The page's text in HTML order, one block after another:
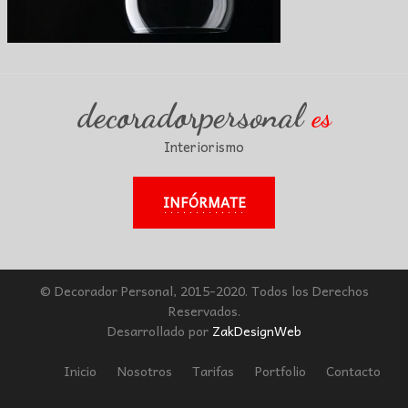
decoradorpersonales
Interiorismo
INFÓRMATE
© Decorador Personal, 2015-2020. Todos los Derechos
Reservados.
Desarrollado por ZakDesignWeb
Inicio Nosotros Tarifas Portfolio Contacto